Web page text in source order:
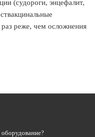
(судороги, энцефалит,
реже, чем осложнения
оборудование?